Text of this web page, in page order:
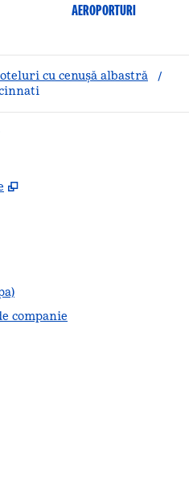
AEROPORTURI
cu cenușă albastră
/
,
companie